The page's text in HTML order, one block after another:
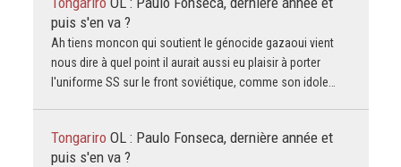
puis s'en va ?
Ah tiens moncon qui soutient le génocide gazaoui vient
nous dire à quel point il aurait aussi eu plaisir à porter
l'uniforme SS sur le front soviétique, comme son idole…
Tongariro OL : Paulo Fonseca, dernière année et
puis s'en va ?